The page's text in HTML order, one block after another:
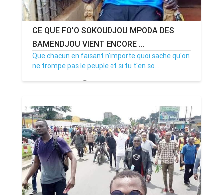
CE QUE FO'O SOKOUDJOU MPODA DES
BAMENDJOU VIENT ENCORE ...
Que chacun en faisant n'importe quoi sache qu'on
ne trompe pas le peuple et si tu t'en so...
29/11/20 Par MenouActu 19